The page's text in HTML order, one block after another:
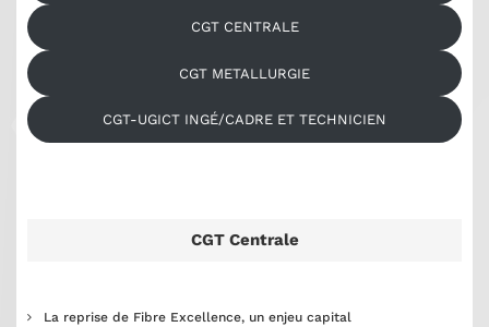
CGT CENTRALE
CGT METALLURGIE
CGT-UGICT INGÉ/CADRE ET TECHNICIEN
CGT Centrale
La reprise de Fibre Excellence, un enjeu capital